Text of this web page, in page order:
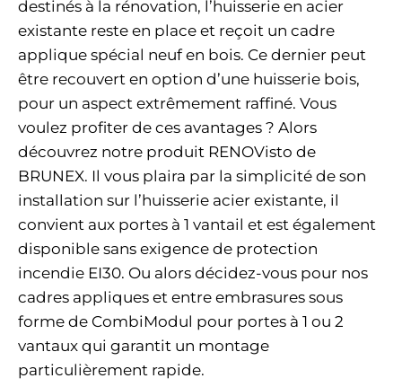
destinés à la rénovation, l’huisserie en acier
existante reste en place et reçoit un cadre
applique spécial neuf en bois. Ce dernier peut
être recouvert en option d’une huisserie bois,
pour un aspect extrêmement raffiné. Vous
voulez profiter de ces avantages ? Alors
découvrez notre produit RENOVisto de
BRUNEX. Il vous plaira par la simplicité de son
installation sur l’huisserie acier existante, il
convient aux portes à 1 vantail et est également
disponible sans exigence de protection
incendie EI30. Ou alors décidez-vous pour nos
cadres appliques et entre embrasures sous
forme de CombiModul pour portes à 1 ou 2
vantaux qui garantit un montage
particulièrement rapide.